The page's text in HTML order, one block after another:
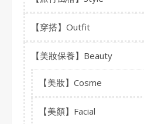
【穿搭】Outfit
【美妝保養】Beauty
【美妝】Cosme
【美顏】Facial